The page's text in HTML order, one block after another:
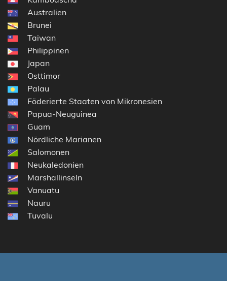
Australien
Brunei
Taiwan
Philippinen
Japan
Osttimor
Palau
Föderierte Staaten von Mikronesien
Papua-Neuguinea
Guam
Nördliche Marianen
Salomonen
Neukaledonien
Marshallinseln
Vanuatu
Nauru
Tuvalu